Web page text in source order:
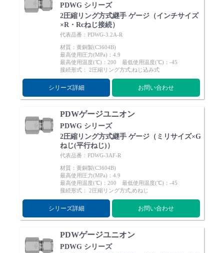
PDWG シリーズ
2圧縮リング方式継手 ゲージ（インチサイズ
×R・Rcねじ接続）
代表品番：PDWG-3.2A-R
材質：黄銅製(C3604B)
最高使用圧力(MPa)：4.9
最高使用温度(℃)：200 最低使用温度(℃)：-45
接続形式： 2圧縮リング方式,ねじ込み式
シリーズ詳細 お問い合わせ
PDWゲージユニオン
PDWG シリーズ
2圧縮リング方式継手 ゲージ（ミリサイズ×G
ねじ(平行ねじ)）
代表品番：PDWG-3AF-R
材質：黄銅製(C3604B)
最高使用圧力(MPa)：4.9
最高使用温度(℃)：200 最低使用温度(℃)：-45
接続形式： 2圧縮リング方式,めねじ
シリーズ詳細 お問い合わせ
PDWゲージユニオン
PDWG シリーズ